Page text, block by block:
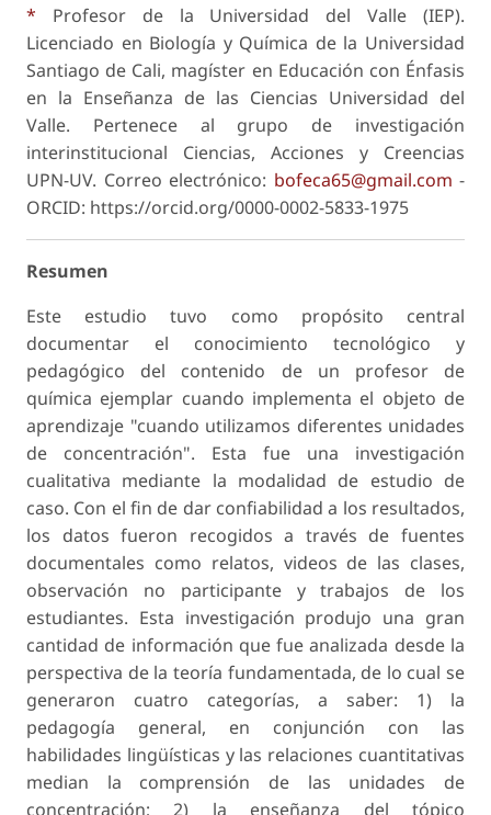
* Profesor de la Universidad del Valle (IEP).
Licenciado en Biología y Química de la Universidad
Santiago de Cali, magíster en Educación con Énfasis
en la Enseñanza de las Ciencias Universidad del
Valle. Pertenece al grupo de investigación
interinstitucional Ciencias, Acciones y Creencias
UPN-UV. Correo electrónico: bofeca65@gmail.com -
ORCID: https://orcid.org/0000-0002-5833-1975
Resumen
Este estudio tuvo como propósito central
documentar el conocimiento tecnológico y
pedagógico del contenido de un profesor de
química ejemplar cuando implementa el objeto de
aprendizaje "cuando utilizamos diferentes unidades
de concentración". Esta fue una investigación
cualitativa mediante la modalidad de estudio de
caso. Con el fin de dar confiabilidad a los resultados,
los datos fueron recogidos a través de fuentes
documentales como relatos, videos de las clases,
observación no participante y trabajos de los
estudiantes. Esta investigación produjo una gran
cantidad de información que fue analizada desde la
perspectiva de la teoría fundamentada, de lo cual se
generaron cuatro categorías, a saber: 1) la
pedagogía general, en conjunción con las
habilidades lingüísticas y las relaciones cuantitativas
median la comprensión de las unidades de
concentración; 2) la enseñanza del tópico